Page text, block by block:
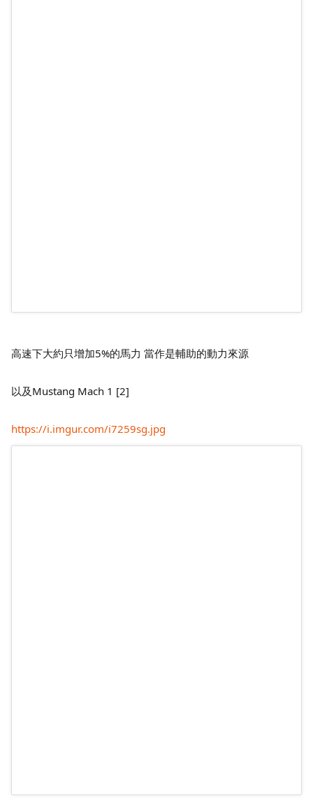
高速下大約只增加5%的馬力 當作是輔助的動力來源
以及Mustang Mach 1 [2]
https://i.imgur.com/i7259sg.jpg